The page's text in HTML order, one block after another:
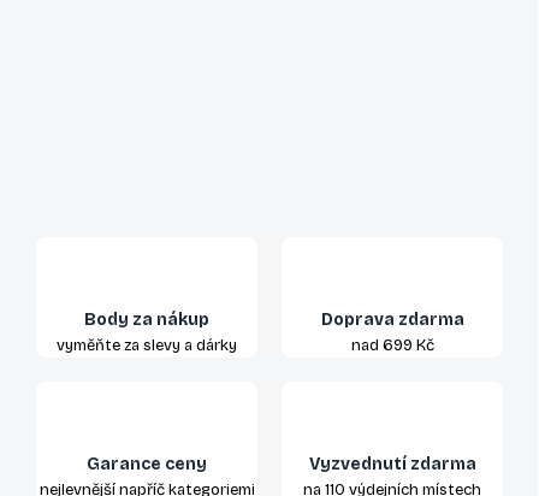
Body za nákup
vyměňte za slevy a dárky
Doprava zdarma
nad 699 Kč
Garance ceny
nejlevnější napříč kategoriemi
Vyzvednutí zdarma
na 110 výdejních místech